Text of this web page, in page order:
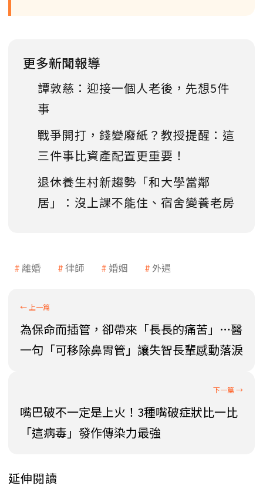
更多新聞報導
譚敦慈：迎接一個人老後，先想5件
事
戰爭開打，錢變廢紙？教授提醒：這
三件事比資產配置更重要！
退休養生村新趨勢「和大學當鄰
居」：沒上課不能住、宿舍變養老房
離婚 律師 婚姻 外遇
為保命而插管，卻帶來「長長的痛苦」…醫
一句「可移除鼻胃管」讓失智長輩感動落淚
嘴巴破不一定是上火！3種嘴破症狀比一比
「這病毒」發作傳染力最強
延伸閱讀